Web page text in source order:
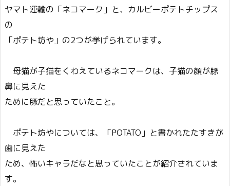
ヤマト運輸の「ネコマーク」と、カルビーポテトチップス
の
「ポテト坊や」の2つが挙げられています。
母猫が子猫をくわえているネコマークは、子猫の顔が豚
鼻に見えた
ために豚だと思っていたこと。
ポテト坊やについては、「POTATO」と書かれたたすきが
歯に見えた
ため、怖いキャラだなと思っていたことが紹介されていま
す。